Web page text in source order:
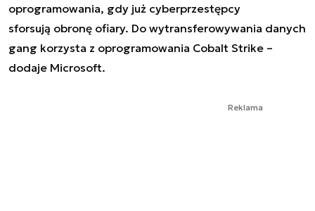
oprogramowania, gdy już cyberprzestępcy
sforsują obronę ofiary. Do wytransferowywania danych
gang korzysta z oprogramowania Cobalt Strike –
dodaje Microsoft.
Reklama